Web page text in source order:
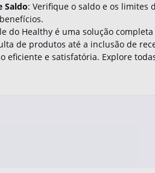
Saldo: Verifique o saldo e os limites
do Healthy é uma solução
de produtos até a inclusão de
eficiente e satisfatória. Explore